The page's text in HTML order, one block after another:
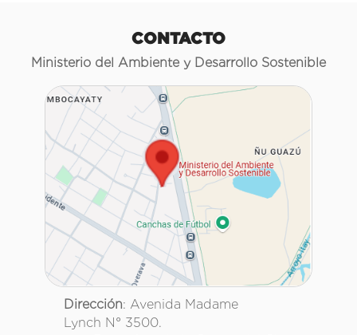
CONTACTO
Ministerio del Ambiente y Desarrollo Sostenible
Dirección: Avenida Madame
Lynch N° 3500.